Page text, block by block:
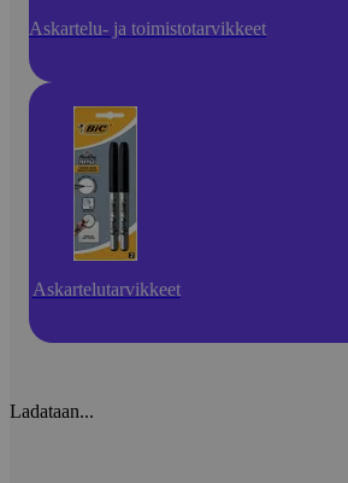
Askartelu- ja toimistotarvikkeet
Askartelutarvikkeet
Ladataan...